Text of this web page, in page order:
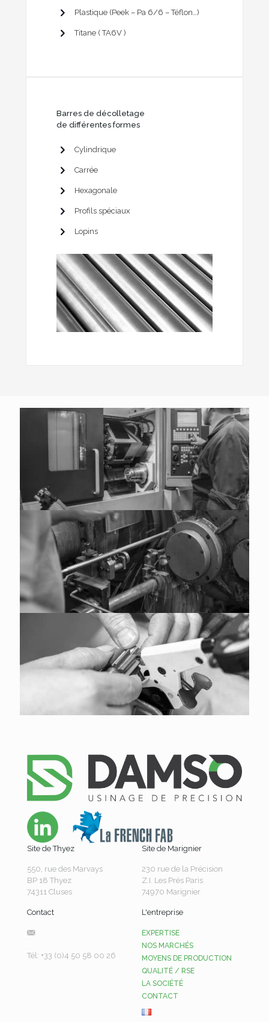
Plastique (Peek – Pa 6/6 – Téflon…)
Titane ( TA6V )
Barres de décolletage
de différentes formes
Cylindrique
Carrée
Hexagonale
Profils spéciaux
Lopins
Site de Thyez
550, rue des Marvays
BP 18 Thyez
74311 Cluses
Site de Marignier
230 rue de la Précision
Z.I. Les Prés Paris
74970 Marignier
Contact
Tél: +33 (0)4 50 58 00 26
L'entreprise
EXPERTISE
NOS MARCHÉS
MOYENS DE PRODUCTION
QUALITÉ / RSE
LA SOCIÉTÉ
CONTACT